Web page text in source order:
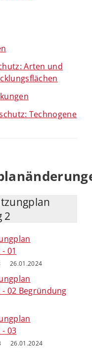
Arten und
Technogene
2
01
26.01.2024
02 Begründung
03
26.01.2024